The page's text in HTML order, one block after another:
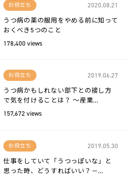
お役立ち
2020.08.21
うつ病の薬の服用をやめる前に知って
おくべき5つのこと
178,400 views
お役立ち
2019.06.27
うつ病かもしれない部下との接し方
で気を付けることは？ 〜産業…
157,672 views
お役立ち
2019.05.30
仕事をしていて「うつっぽいな」と
思った時、どうすればいい？－…